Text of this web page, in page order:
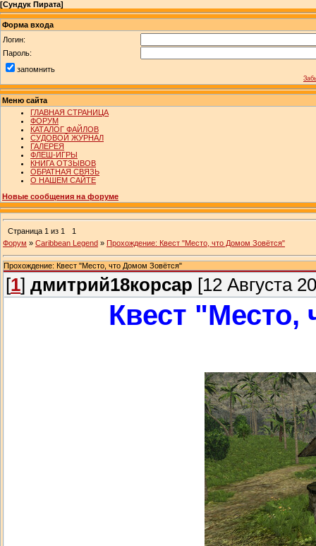
[Сундук Пирата]
Форма входа
Логин:
Пароль:
запомнить
Меню сайта
ГЛАВНАЯ СТРАНИЦА
ФОРУМ
КАТАЛОГ ФАЙЛОВ
СУДОВОЙ ЖУРНАЛ
ГАЛЕРЕЯ
ФЛЕШ-ИГРЫ
КНИГА ОТЗЫВОВ
ОБРАТНАЯ СВЯЗЬ
О НАШЕМ САЙТЕ
Новые сообщения на форуме
Страница 1 из 1
1
Форум » Caribbean Legend » Прохождение: Квест "Место, что Домом Зовётся"
Прохождение: Квест "Место, что Домом Зовётся"
[1] дмитрий18корсар [12 Августа
Квест "Место,